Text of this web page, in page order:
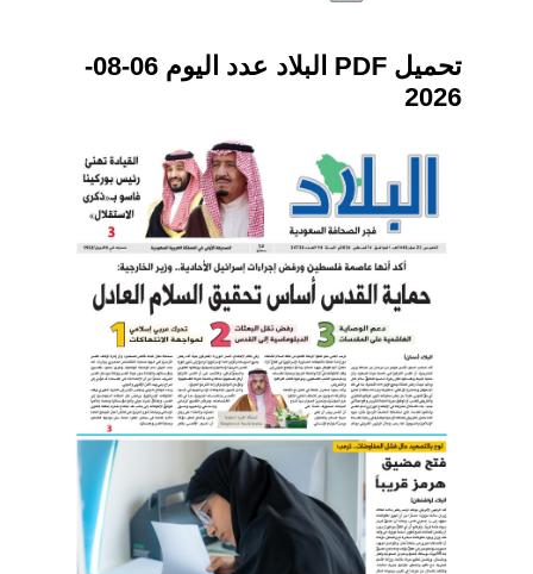
تحميل PDF البلاد عدد اليوم 06-08-
2026